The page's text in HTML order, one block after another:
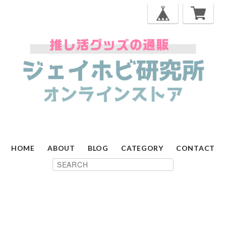
HOME ABOUT BLOG CATEGORY CONTACT